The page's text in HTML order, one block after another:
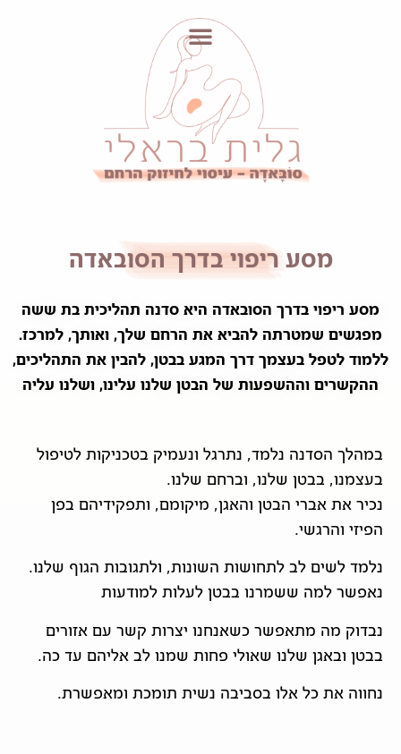
מסע ריפוי בדרך הסובאדה
מסע ריפוי בדרך הסובאדה היא סדנה תהליכית בת ששה
מפגשים שמטרתה להביא את הרחם שלך, ואותך, למרכז.
ללמוד לטפל בעצמך דרך המגע בבטן, להבין את התהליכים,
ההקשרים וההשפעות של הבטן שלנו עלינו, ושלנו עליה
במהלך הסדנה נלמד, נתרגל ונעמיק בטכניקות לטיפול
בעצמנו, בבטן שלנו, וברחם שלנו.
נכיר את אברי הבטן והאגן, מיקומם, ותפקידיהם בפן
הפיזי והרגשי.
נלמד לשים לב לתחושות השונות, ולתגובות הגוף שלנו.
נאפשר למה ששמרנו בבטן לעלות למודעות
נבדוק מה מתאפשר כשאנחנו יצרות קשר עם אזורים
בבטן ובאגן שלנו שאולי פחות שמנו לב אליהם עד כה.
נחווה את כל אלו בסביבה נשית תומכת ומאפשרת.